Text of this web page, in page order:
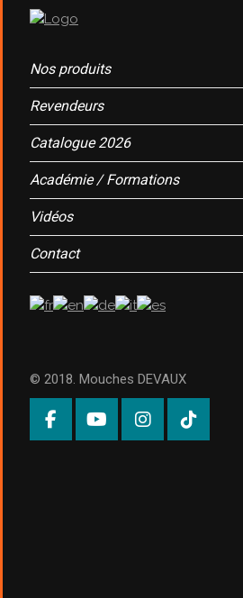
Nos produits
Revendeurs
Catalogue 2026
Académie / Formations
Vidéos
Contact
© 2018. Mouches DEVAUX